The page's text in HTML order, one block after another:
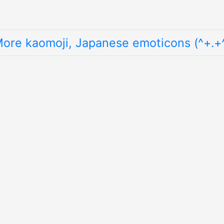
kaomoji, Japanese emoticons